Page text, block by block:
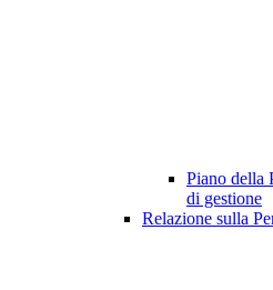
Piano della
di gestione
Relazione sulla